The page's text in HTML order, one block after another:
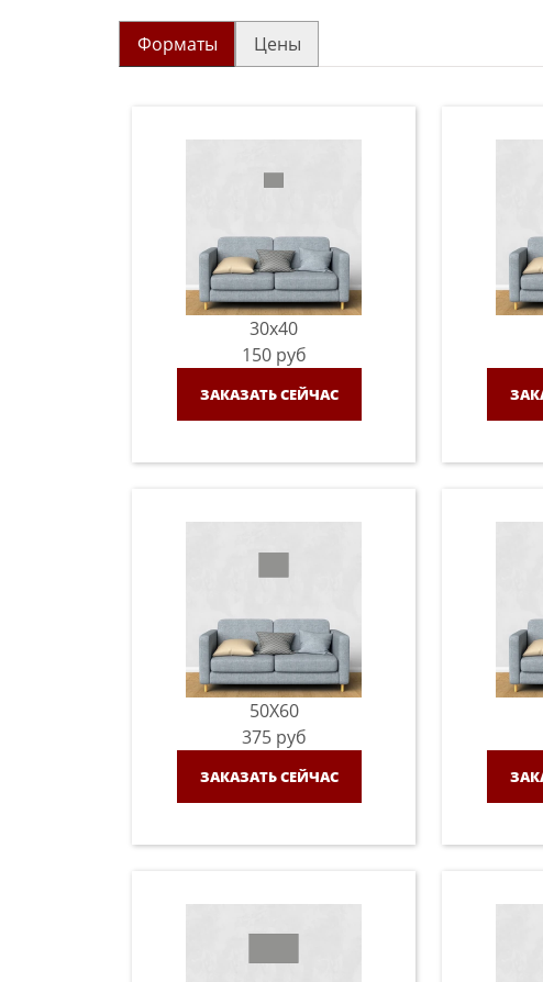
Форматы Цены
30x40
150 руб
ЗАКАЗАТЬ СЕЙЧАС
50X60
375 руб
ЗАКАЗАТЬ СЕЙЧАС